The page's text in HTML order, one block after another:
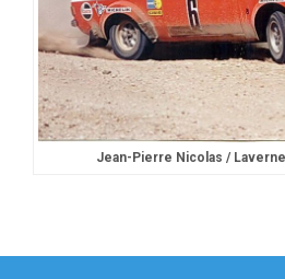
Jean-Pierre Nicolas /